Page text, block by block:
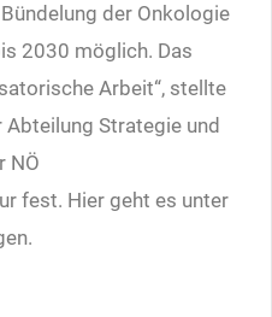
der Onkologie
2030 möglich. Das
Arbeit“, stellte
Abteilung Strategie und
NÖ
fest. Hier geht es unter